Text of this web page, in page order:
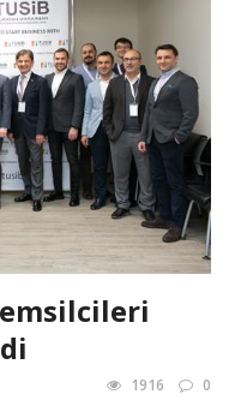
1916 0